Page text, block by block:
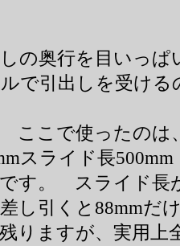
の奥行を目いっぱ
で引出しを受ける
こで使ったのは
スライド長500mm
す。 スライド長
し引くと88mmだ
りますが、実用